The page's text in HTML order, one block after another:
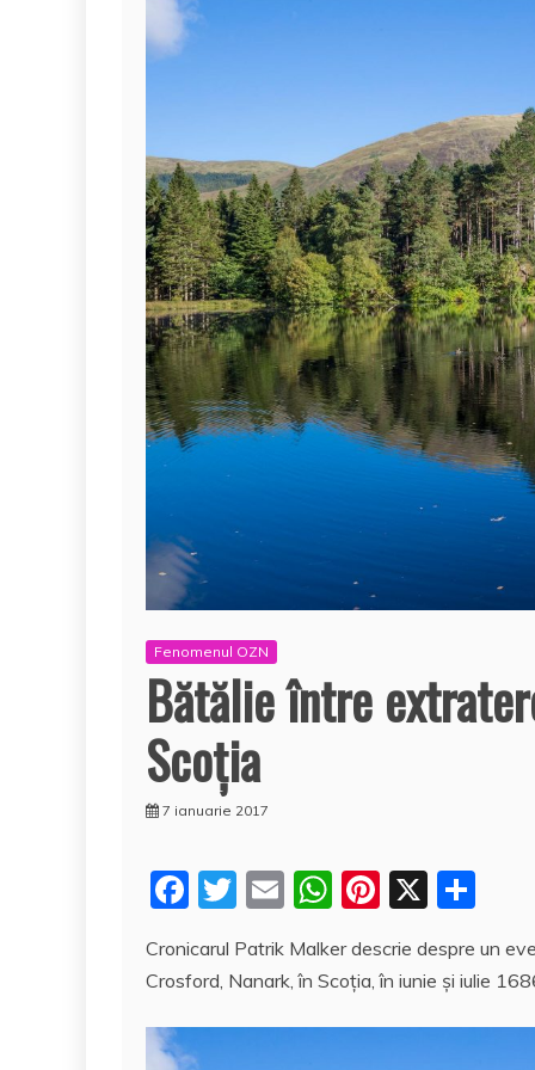
Fenomenul OZN
Bătălie între
Scoţia
7 ianuarie 2017
F
c
e
b
T
itt
er
E
ai
l
W
at
s
A
Pi
er
e
st
X
rt
aj
e
Cronicarul Patrik Malker descrie despre un
Crosford, Nanark, în Scoţia, în iunie şi iulie